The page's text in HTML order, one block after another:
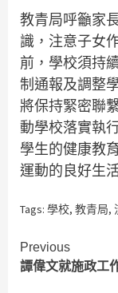
教青局呼籲家
識，注意子女
前，學校須持
制通報及調整
將保持緊密聯
動學校落實執
學生的健康教
運動的良好生
Tags: 學校, 教青局,
Continue
Reading
Previous
譚偉文就施政工